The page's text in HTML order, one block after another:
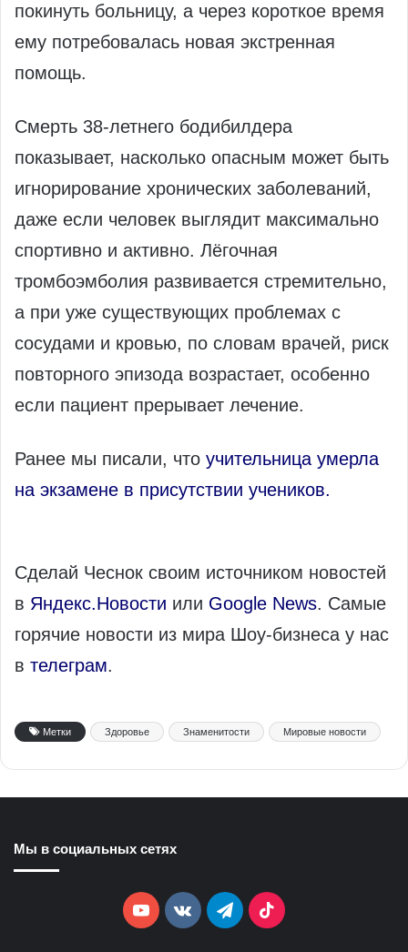
покинуть больницу, а через короткое время
ему потребовалась новая экстренная
помощь.
Смерть 38‑летнего бодибилдера
показывает, насколько опасным может быть
игнорирование хронических заболеваний,
даже если человек выглядит максимально
спортивно и активно. Лёгочная
тромбоэмболия развивается стремительно,
а при уже существующих проблемах с
сосудами и кровью, по словам врачей, риск
повторного эпизода возрастает, особенно
если пациент прерывает лечение.
Ранее мы писали, что учительница умерла
на экзамене в присутствии учеников.
Сделай Чеснок своим источником новостей
в Яндекс.Новости или Google News. Самые
горячие новости из мира Шоу-бизнеса у нас
в телеграм.
Метки Здоровье Знаменитости Мировые новости
Мы в социальных сетях
YouTubevk.comTelegramTikTok